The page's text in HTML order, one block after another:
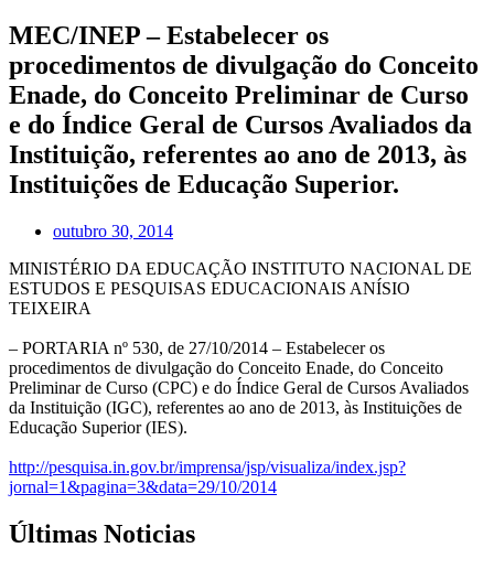
MEC/INEP – Estabelecer os
procedimentos de divulgação do Conceito
Enade, do Conceito Preliminar de Curso
e do Índice Geral de Cursos Avaliados da
Instituição, referentes ao ano de 2013, às
Instituições de Educação Superior.
outubro 30, 2014
MINISTÉRIO DA EDUCAÇÃO INSTITUTO NACIONAL DE
ESTUDOS E PESQUISAS EDUCACIONAIS ANÍSIO
TEIXEIRA
– PORTARIA nº 530, de 27/10/2014 – Estabelecer os
procedimentos de divulgação do Conceito Enade, do Conceito
Preliminar de Curso (CPC) e do Índice Geral de Cursos Avaliados
da Instituição (IGC), referentes ao ano de 2013, às Instituições de
Educação Superior (IES).
http://pesquisa.in.gov.br/imprensa/jsp/visualiza/index.jsp?
jornal=1&pagina=3&data=29/10/2014
Últimas Noticias